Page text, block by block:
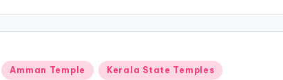
Posted
Amman Temple Kerala State Temples